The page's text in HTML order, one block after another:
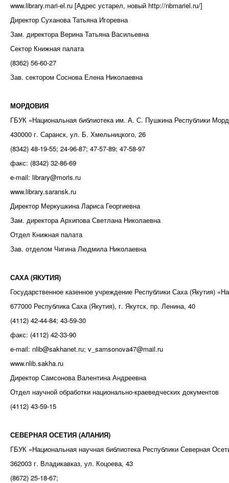
www.library.mari-el.ru [Адрес устарел, новый http://nbmariel.ru/]
Директор Суханова Татьяна Игоревна
Зам. директора Верина Татьяна Васильевна
Сектор Книжная палата
(8362) 56-60-27
Зав. сектором Соснова Елена Николаевна
МОРДОВИЯ
ГБУК «Национальная библиотека им. А. С. Пушкина Республики
430000 г. Саранск, ул. Б. Хмельницкого, 26
(8342) 48-19-55; 24-96-87; 47-57-89; 47-58-97
факс: (8342) 32-86-69
e-mail: library@moris.ru
www.library.saransk.ru
Директор Меркушкина Лариса Георгиевна
Зам. директора Архипова Светлана Николаевна
Отдел Книжная палата
Зав. отделом Чигина Людмила Николаевна
САХА (ЯКУТИЯ)
Государственное казенное учреждение Республики Саха (Якутия)
677000 Республика Саха (Якутия), г. Якутск, пр. Ленина, 40
(4112) 42-44-84; 43-59-30
факс: (4112) 42-33-90
e-mail: nlib@sakhanet.ru; v_samsonova47@mail.ru
www.nlib.sakha.ru
Директор Самсонова Валентина Андреевна
Отдел научной обработки национально-краеведческих документов
(4112) 43-59-15
СЕВЕРНАЯ ОСЕТИЯ (АЛАНИЯ)
ГБУК «Национальная научная библиотека Республики Северная
362003 г. Владикавказ, ул. Коцоева, 43
(8672) 25-18-67;